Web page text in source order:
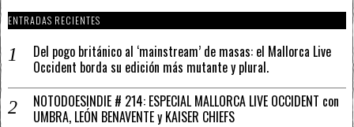
ENTRADAS RECIENTES
Del pogo británico al ‘mainstream’ de masas: el Mallorca Live
Occident borda su edición más mutante y plural.
NOTODOESINDIE # 214: ESPECIAL MALLORCA LIVE OCCIDENT con
UMBRA, LEÓN BENAVENTE y KAISER CHIEFS